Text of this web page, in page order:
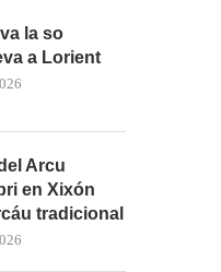
la so
a Lorient
Arcu
en Xixón
tradicional